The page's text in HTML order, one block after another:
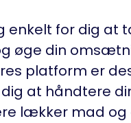
enkelt for dig at
øge din
platform er
at håndtere
lækker mad